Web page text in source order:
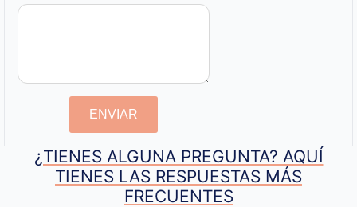
ENVIAR
¿TIENES ALGUNA PREGUNTA? AQUÍ
TIENES LAS RESPUESTAS MÁS
FRECUENTES